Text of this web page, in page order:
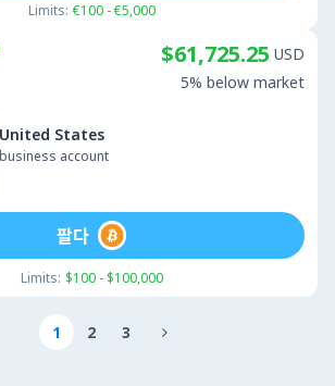
Limits: €100 - €5,000
United States
account
$61,725.25 USD
5% below market
Limits: $100 - $100,000
팔다
1 2 3 